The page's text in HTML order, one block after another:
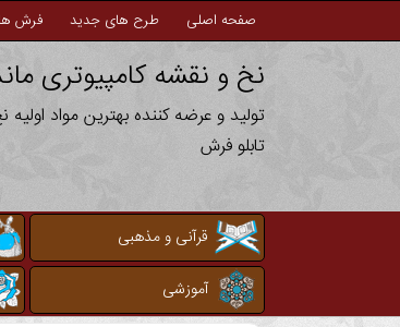
صفحه اصلی طرح های جدید فرش
نخ و نقشه کامپیوتری
تولید و عرضه کننده بهترین مواد
تابلو فرش
قرآنی و مذهبی
آموزشی